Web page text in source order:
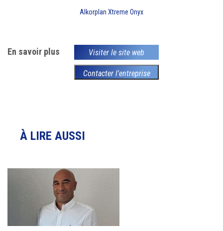
Alkorplan Xtreme Onyx
En savoir plus Visiter le site web
Contacter l'entreprise
À LIRE AUSSI